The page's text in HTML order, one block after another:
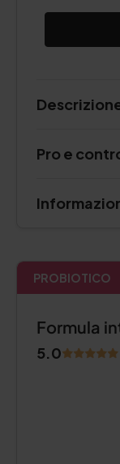
Pro e
PROBIOTICO
Formula
5.0